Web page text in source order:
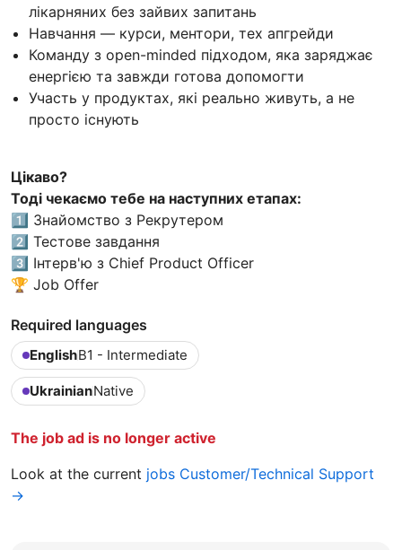
лікарняних без зайвих запитань
Навчання — курси, ментори, тех апгрейди
Команду з open-minded підходом, яка заряджає
енергією та завжди готова допомогти
Участь у продуктах, які реально живуть, а не
просто існують
Цікаво?
Тоді чекаємо тебе на наступних етапах:
1️⃣ Знайомство з Рекрутером
2️⃣ Тестове завдання
3️⃣ Інтерв'ю з Chief Product Officer
🏆 Job Offer
Required languages
EnglishB1 - Intermediate
UkrainianNative
The job ad is no longer active
Look at the current jobs Customer/Technical Support
→